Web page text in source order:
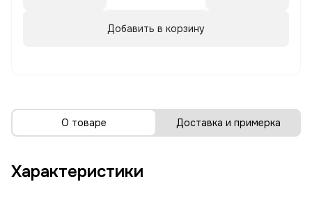
Добавить в корзину
О товаре Доставка и примерка
Характеристики